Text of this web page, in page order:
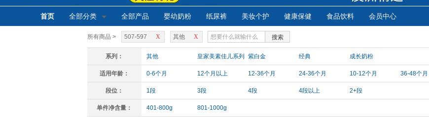
首页 全部分类 全部产品 婴幼奶粉 纸尿裤 美妆个护 健康保健 食品饮料 会员中心
所有商品 > X
507-597 X
其他 搜索
系列： 其他 皇家美素佳儿系列 紫白金 经典 成长奶粉
适用年龄： 0-6个月 12个月以上 12-36个月 24-36个月 10-12个月 36-48个月
段位： 1段 3段 4段 4段以上 2+段
单件净含量： 401-800g 801-1000g